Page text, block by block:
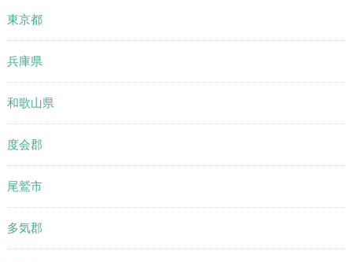
東京都
兵庫県
和歌山県
度会郡
尾鷲市
多気郡